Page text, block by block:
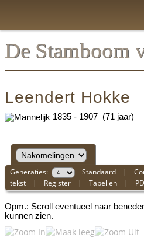
De Stamboom
Leendert Hokke
1835 - 1907 (71 jaar)
Generaties: Standaard |
tekst | Register |Tabellen |
Opm.: Scroll eventueel naar
kunnen zien.